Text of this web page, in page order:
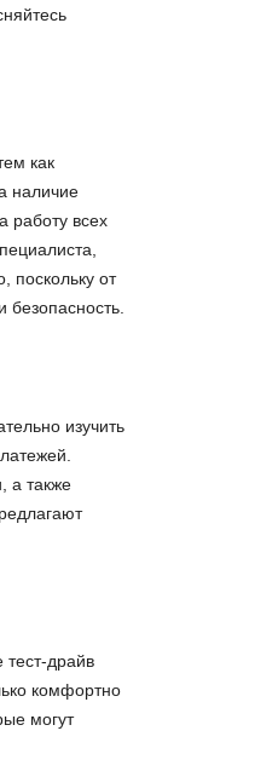
как
наличие
работу всех
поскольку от
изучить
а также
тест-драйв
комфортно
могут